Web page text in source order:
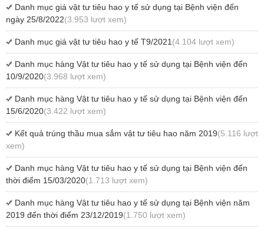
Danh mục giá vật tư tiêu hao y tế sử dụng tại Bệnh viện đến
ngày 25/8/2022(3.953 lượt xem)
Danh mục giá vật tư tiêu hao y tế T9/2021(4.104 lượt xem)
Danh mục hàng Vật tư tiêu hao y tế sử dụng tại Bệnh viện đến
10/9/2020(3.968 lượt xem)
Danh mục hàng Vật tư tiêu hao y tế sử dụng tại Bệnh viện đến
15/6/2020(3.422 lượt xem)
Kết quả trúng thầu mua sắm vật tư tiêu hao năm 2019(5.116 lượt
xem)
Danh mục hàng Vật tư tiêu hao y tế sử dụng tại Bệnh viện đến
thời điểm 15/03/2020(1.713 lượt xem)
Danh mục hàng Vật tư tiêu hao y tế sử dụng tại Bệnh viện năm
2019 đến thời điểm 23/12/2019(1.750 lượt xem)